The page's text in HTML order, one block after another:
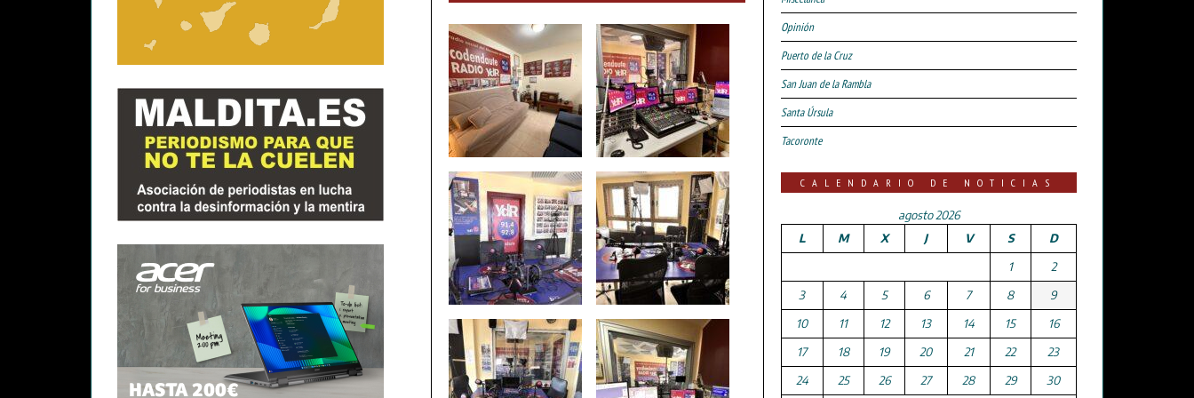
Opinión
Puerto de la Cruz
San Juan de la Rambla
Santa Úrsula
Tacoronte
CALENDARIO DE NOTICIAS
agosto 2026
L
M X J V S
D
1
2
3
4 5 6 7 8
9
10
11 12 13 14 15
16
17
18 19 20 21 22
23
24
25 26 27 28 29 30